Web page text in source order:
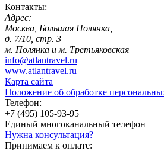
Контакты:
Адрес:
Москва, Большая Полянка,
д. 7/10, стр. 3
м. Полянка и м. Третьяковская
info@atlantravel.ru
www.atlantravel.ru
Карта сайта
Положение об обработке
Телефон:
+7 (495) 105-93-95
Единый многоканальный телефон
Нужна консультация?
Принимаем к оплате: